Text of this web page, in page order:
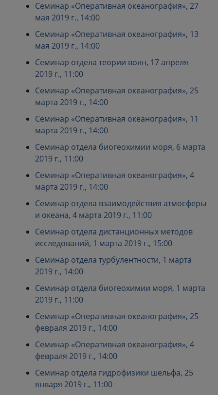
Семинар «Оперативная океанография», 27
мая 2019 г., 14:00
Семинар «Оперативная океанография», 13
мая 2019 г., 14:00
Семинар отдела теории волн, 17 апреля
2019 г., 11:00
Семинар «Оперативная океанография», 25
марта 2019 г., 14:00
Семинар «Оперативная океанография», 11
марта 2019 г., 14:00
Семинар отдела биогеохимии моря, 6 марта
2019 г., 11:00
Семинар «Оперативная океанография», 4
марта 2019 г., 14:00
Семинар отдела взаимодействия атмосферы
и океана, 4 марта 2019 г., 11:00
Семинар отдела дистанционных методов
исследований, 1 марта 2019 г., 15:00
Семинар отдела турбулентности, 1 марта
2019 г., 14:00
Семинар отдела биогеохимии моря, 1 марта
2019 г., 11:00
Семинар «Оперативная океанография», 25
февраля 2019 г., 14:00
Семинар «Оперативная океанография», 4
февраля 2019 г., 14:00
Семинар отдела гидрофизики шельфа, 25
января 2019 г., 11:00